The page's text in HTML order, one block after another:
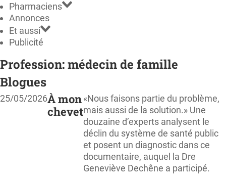
Pharmaciens
Annonces
Et aussi
Publicité
Profession: médecin de famille
Blogues
25/05/2026À mon
chevet
«Nous faisons partie du problème,
mais aussi de la solution.» Une
douzaine d’experts analysent le
déclin du système de santé public
et posent un diagnostic dans ce
documentaire, auquel la Dre
Geneviève Dechêne a participé.